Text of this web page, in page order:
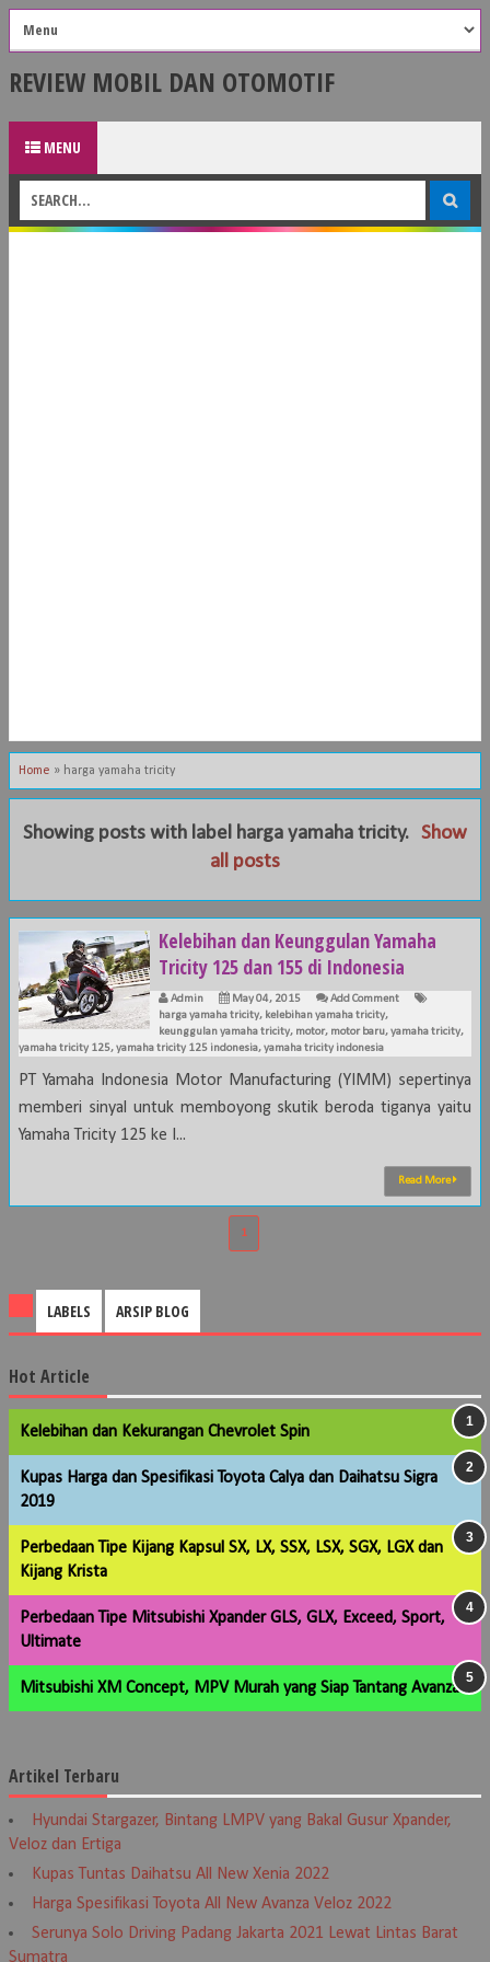
REVIEW MOBIL DAN OTOMOTIF
MENU
Home » harga yamaha tricity
Showing posts with label harga yamaha tricity. Show
all posts
Kelebihan dan Keunggulan Yamaha
Tricity 125 dan 155 di Indonesia
Admin May 04, 2015
Add Comment
harga yamaha tricity, kelebihan yamaha tricity,
keunggulan yamaha tricity, motor, motor baru,yamaha tricity,
yamaha tricity 125,yamaha tricity 125 indonesia,yamaha tricity indonesia
PT Yamaha Indonesia Motor Manufacturing (YIMM) sepertinya
memberi sinyal untuk memboyong skutik beroda tiganya yaitu
Yamaha Tricity 125 ke I...
Read More
1
LABELS ARSIP BLOG
Hot Article
Kelebihan dan Kekurangan Chevrolet Spin
Kupas Harga dan Spesifikasi Toyota Calya dan Daihatsu Sigra
2019
Perbedaan Tipe Kijang Kapsul SX, LX, SSX, LSX, SGX, LGX dan
Kijang Krista
Perbedaan Tipe Mitsubishi Xpander GLS, GLX, Exceed, Sport,
Ultimate
Mitsubishi XM Concept, MPV Murah yang Siap Tantang Avanza
Artikel Terbaru
Hyundai Stargazer, Bintang LMPV yang Bakal Gusur Xpander,
Veloz dan Ertiga
Kupas Tuntas Daihatsu All New Xenia 2022
Harga Spesifikasi Toyota All New Avanza Veloz 2022
Serunya Solo Driving Padang Jakarta 2021 Lewat Lintas Barat
Sumatra